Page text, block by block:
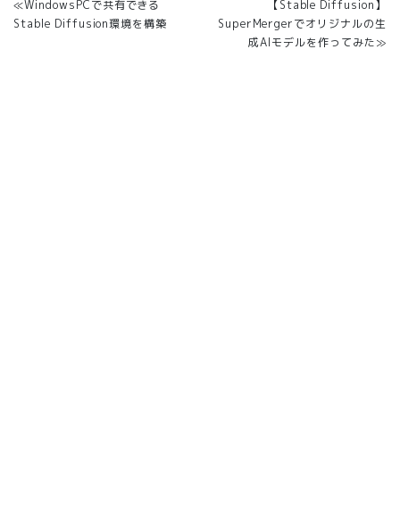
≪WindowsPCで共有できる
Stable Diffusion環境を構築
【Stable Diffusion】
SuperMergerでオリジナルの生
成AIモデルを作ってみた≫